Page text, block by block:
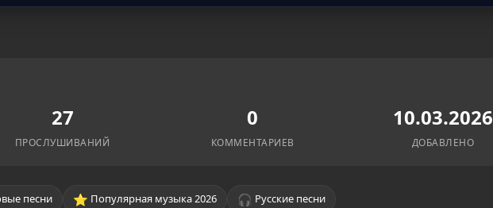
27
ПРОСЛУШИВАНИЙ
0
КОММЕНТАРИЕВ
10.03.2026
ДОБАВЛЕНО
песни ⭐ Популярная музыка 2026 🎧 Русские песни